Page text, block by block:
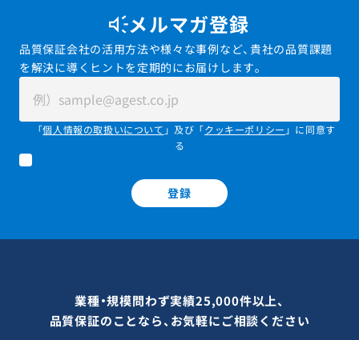
メルマガ登録
品質保証会社の活用方法や様々な事例など、貴社の品質課題
を解決に導くヒントを定期的にお届けします。
「個人情報の取扱いについて 」及び「クッキーポリシー 」に同意す
る
登録
業種・規模問わず実績25,000件以上、
品質保証のことなら、お気軽にご相談ください